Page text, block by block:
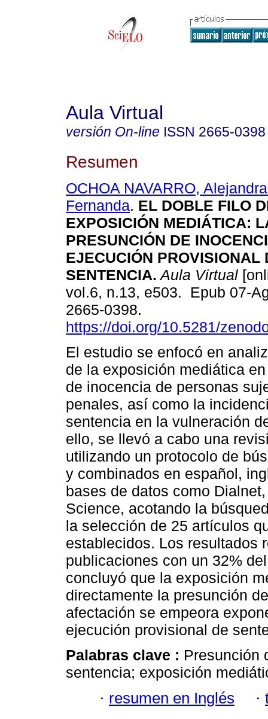
Aula Virtual
versión On-line ISSN 2665-0398
Resumen
OCHOA NAVARRO,
Fernanda. EL DOBLE FILO
EXPOSICIÓN MEDIÁTICA:
PRESUNCIÓN DE
EJECUCIÓN PROVISIONAL
SENTENCIA. Aula Virtual
vol.6, n.13, e503. Epub 07-
2665-0398.
https://doi.org/10.5281/
El estudio se enfocó en
de la exposición mediática
de inocencia de personas
penales, así como la
sentencia en la vulneración
ello, se llevó a cabo una
utilizando un protocolo de
y combinados en español,
bases de datos como
Science, acotando la
la selección de 25 artículos
establecidos. Los resultados
publicaciones con un 32%
concluyó que la exposición
directamente la presunción
afectación se empeora
ejecución provisional de
Palabras clave : Presunción
sentencia; exposición
· resumen en Inglés ·